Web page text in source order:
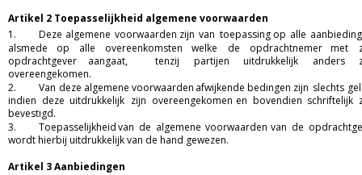
Artikel 2 Toepasselijkheid algemene voorwaarden
1.
Deze algemene voorwaarden zijn van toepassing op alle
alsmede
op alle overeenkomsten welke de opdrachtnemer met
opdrachtgever
aangaat, tenzij partijen uitdrukkelijk anders
overeengekomen.
2.
Van deze algemene voorwaarden afwijkende bedingen zijn slechts
indien deze uitdrukkelijk zijn overeengekomen en bovendien schriftelijk
bevestigd.
3.
Toepasselijkheidvan de algemene voorwaarden van de
wordt hierbij uitdrukkelijk van de hand gewezen.
Artikel 3 Aanbiedingen